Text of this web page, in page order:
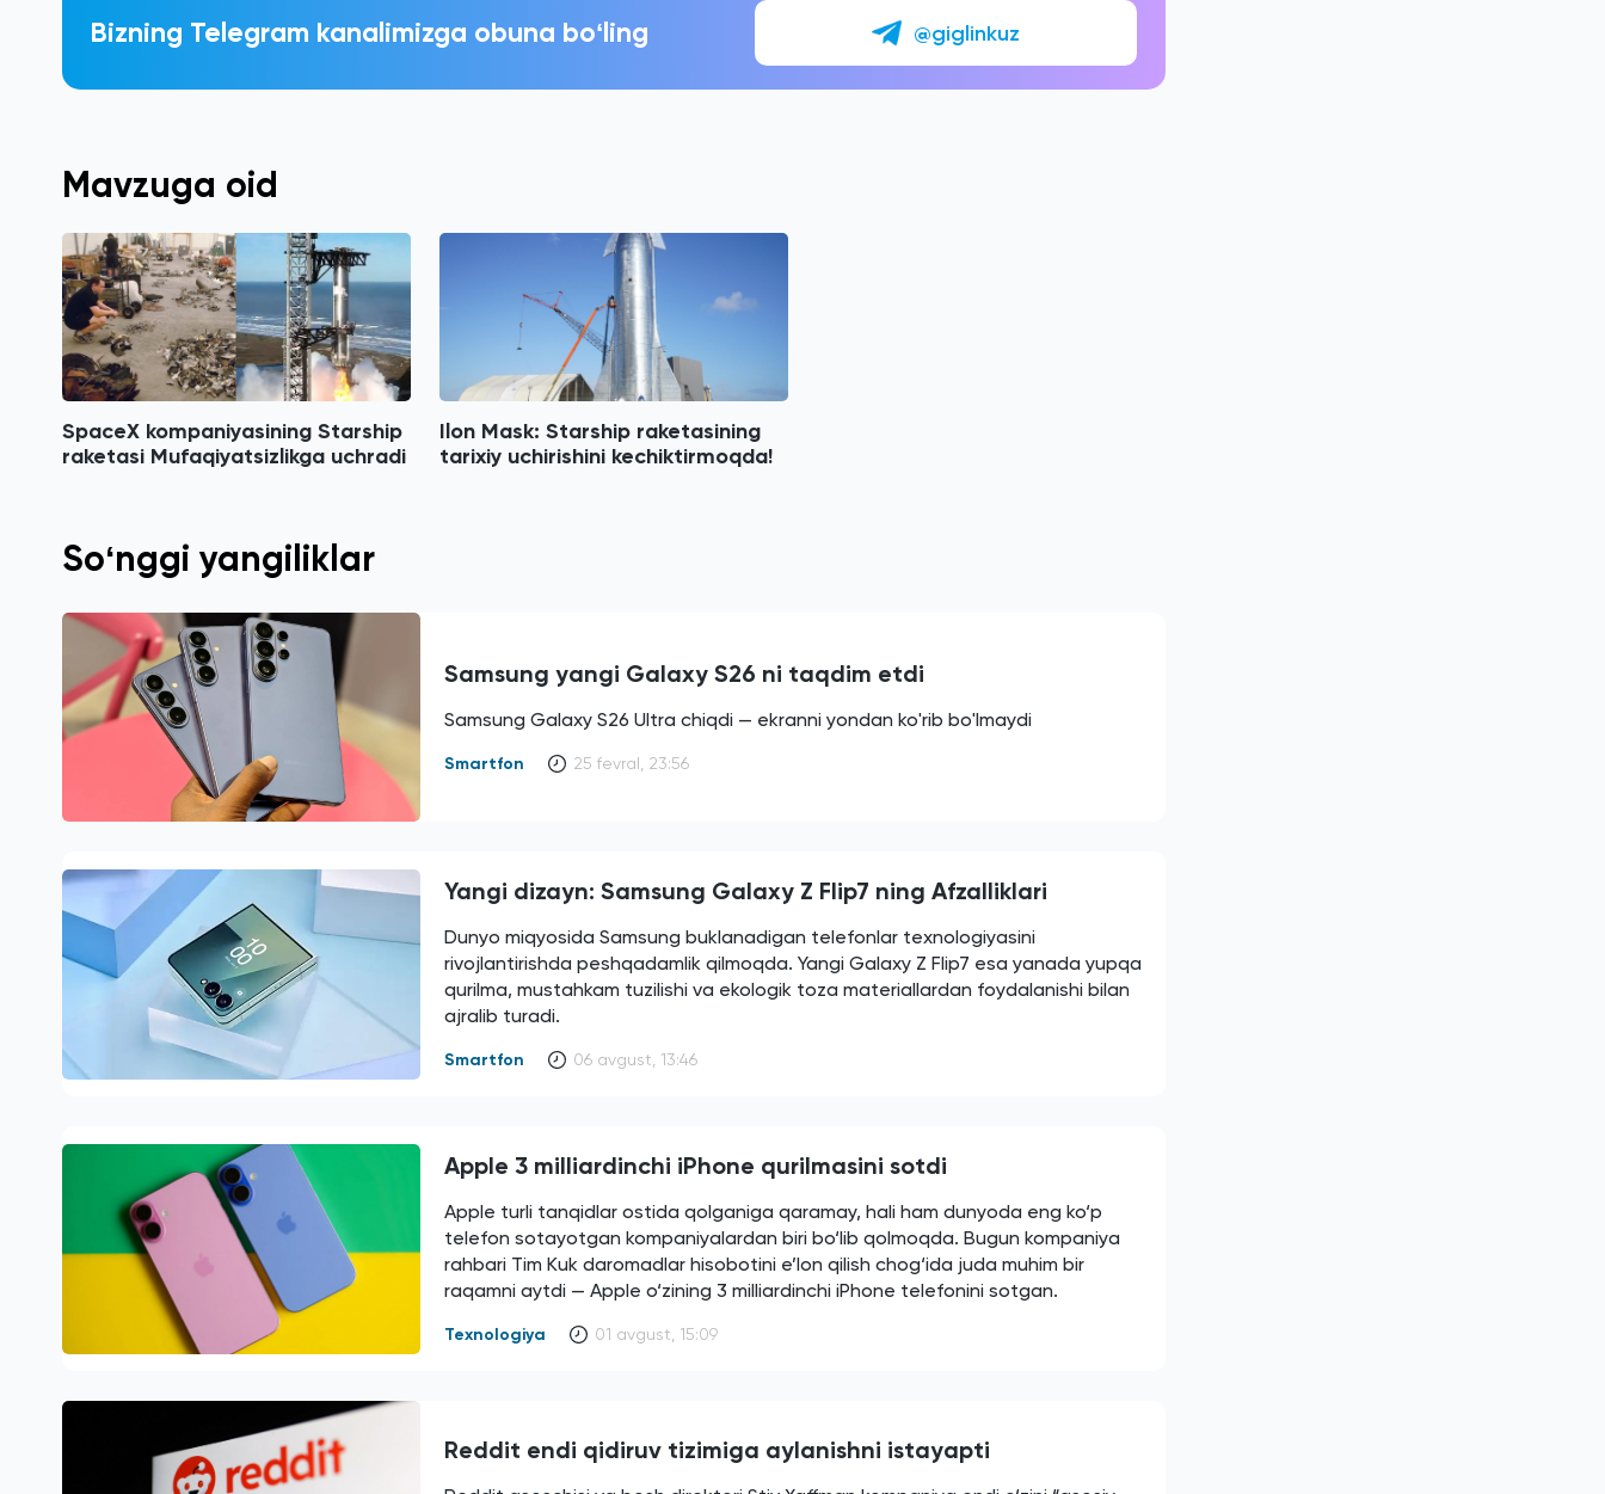
Bizning Telegram kanalimizga obuna boʻling @giglinkuz
Mavzuga oid
SpaceX kompaniyasining Starship
raketasi Mufaqiyatsizlikga uchradi
Ilon Mask: Starship raketasining
tarixiy uchirishini kechiktirmoqda!
Soʻnggi yangiliklar
Samsung yangi Galaxy S26 ni taqdim etdi
Samsung Galaxy S26 Ultra chiqdi — ekranni yondan ko'rib bo'lmaydi
Smartfon 25 fevral, 23:56
Yangi dizayn: Samsung Galaxy Z Flip7 ning Afzalliklari
Dunyo miqyosida Samsung buklanadigan telefonlar texnologiyasini
rivojlantirishda peshqadamlik qilmoqda. Yangi Galaxy Z Flip7 esa yanada yupqa
qurilma, mustahkam tuzilishi va ekologik toza materiallardan foydalanishi bilan
ajralib turadi.
Smartfon 06 avgust, 13:46
Apple 3 milliardinchi iPhone qurilmasini sotdi
Apple turli tanqidlar ostida qolganiga qaramay, hali ham dunyoda eng ko‘p
telefon sotayotgan kompaniyalardan biri bo‘lib qolmoqda. Bugun kompaniya
rahbari Tim Kuk daromadlar hisobotini e’lon qilish chog‘ida juda muhim bir
raqamni aytdi — Apple o‘zining 3 milliardinchi iPhone telefonini sotgan.
Texnologiya 01 avgust, 15:09
Reddit endi qidiruv tizimiga aylanishni istayapti